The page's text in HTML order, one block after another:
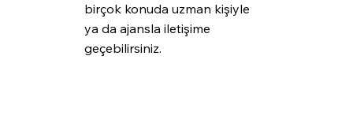
birçok konuda uzman kişiyle
ya da ajansla iletişime
geçebilirsiniz.